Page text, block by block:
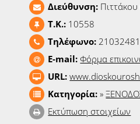
Διεύθυνση:
T.K.: 10558
Τηλέφωνο:
E-mail:Φόρμα
URL:
Κατηγορία:»
Εκτύπωση στοιχείων